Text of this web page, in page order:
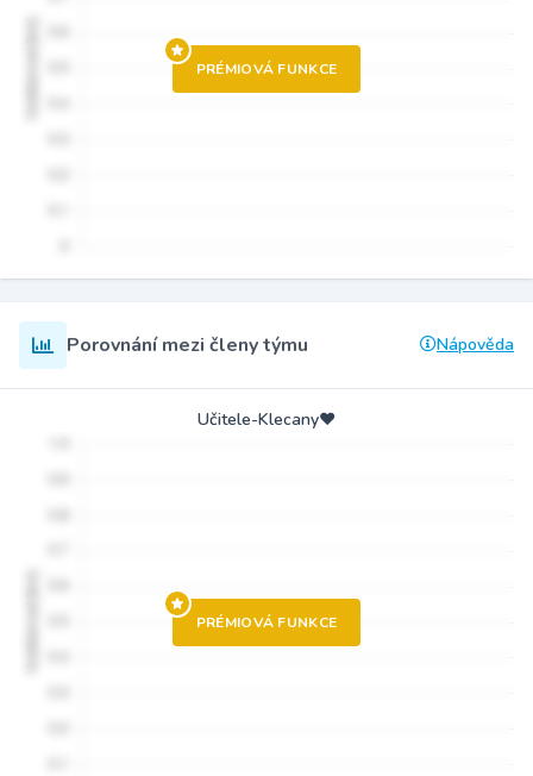
PRÉMIOVÁ FUNKCE
Porovnání mezi členy týmu Nápověda
Učitele-Klecany♥️
PRÉMIOVÁ FUNKCE